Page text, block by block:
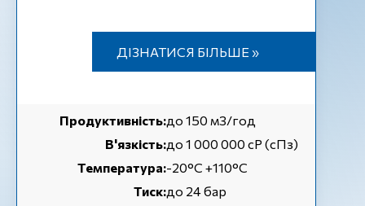
ДІЗНАТИСЯ БІЛЬШЕ »
Продуктивність:до 150 м3/год
В'язкість:до 1 000 000 cP (сПз)
Температура:-20°C +110°C
Тиск:до 24 бар